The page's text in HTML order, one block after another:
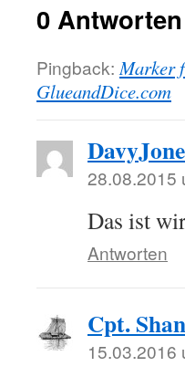
0
Pingback: Marker
GlueandDice.com
28.08.2015
Das ist
Antworten
Cpt.
15.03.2016